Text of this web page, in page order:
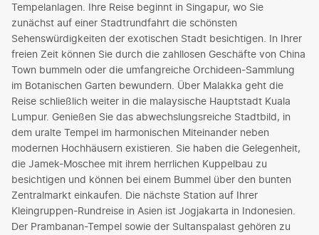
Tempelanlagen. Ihre Reise beginnt in Singapur, wo Sie
zunächst auf einer Stadtrundfahrt die schönsten
Sehenswürdigkeiten der exotischen Stadt besichtigen. In Ihrer
freien Zeit können Sie durch die zahllosen Geschäfte von China
Town bummeln oder die umfangreiche Orchideen-Sammlung
im Botanischen Garten bewundern. Über Malakka geht die
Reise schließlich weiter in die malaysische Hauptstadt Kuala
Lumpur. Genießen Sie das abwechslungsreiche Stadtbild, in
dem uralte Tempel im harmonischen Miteinander neben
modernen Hochhäusern existieren. Sie haben die Gelegenheit,
die Jamek-Moschee mit ihrem herrlichen Kuppelbau zu
besichtigen und können bei einem Bummel über den bunten
Zentralmarkt einkaufen. Die nächste Station auf Ihrer
Kleingruppen-Rundreise in Asien ist Jogjakarta in Indonesien.
Der Prambanan-Tempel sowie der Sultanspalast gehören zu